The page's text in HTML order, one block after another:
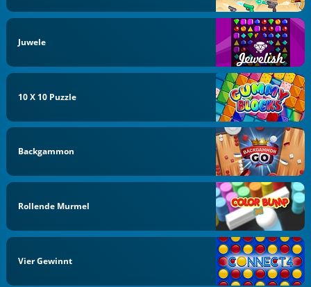
Juwele
10 X 10 Puzzle
Backgammon
Rollende Murmel
Vier Gewinnt